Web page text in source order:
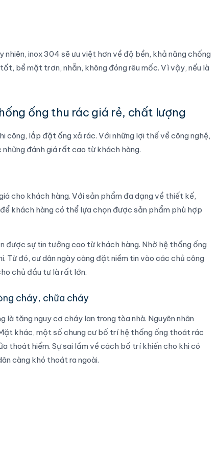
nhiên, inox 304 sẽ ưu việt hơn về độ bền, khả năng chống
bề mặt trơn, nhẵn, không đóng rêu mốc. Vì vậy, nếu là
ống thu rác giá rẻ, chất lượng
công, lắp đặt ống xả rác. Với những lợi thế về công nghệ,
đánh giá rất cao từ khách hàng.
cho khách hàng. Với sản phẩm đa dạng về thiết kế,
khách hàng có thể lựa chọn được sản phẩm phù hợp
được sự tin tưởng cao từ khách hàng. Nhờ hệ thống ống
Từ đó, cư dân ngày càng đặt niềm tin vào các chủ công
chủ đầu tư là rất lớn.
cháy, chữa cháy
tăng nguy cơ cháy lan trong tòa nhà. Nguyên nhân
khác, một số chung cư bố trí hệ thống ống thoát rác
thoát hiểm. Sự sai lầm về cách bố trí khiến cho khi có
càng khó thoát ra ngoài.